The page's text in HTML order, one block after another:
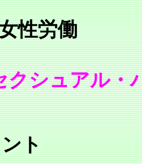
働
クシュアル・
ト